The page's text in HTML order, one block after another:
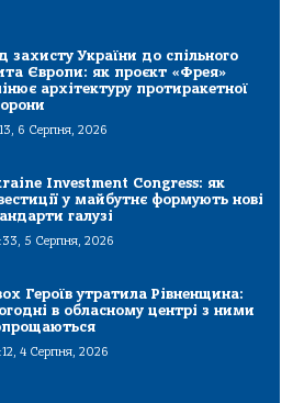
захисту України до спільного
Європи: як проєкт «Фрея»
архітектуру протиракетної
6 Серпня, 2026
Investment Congress: як
у майбутнє формують нові
галузі
5 Серпня, 2026
Героїв утратила Рівненщина:
в обласному центрі з ними
4 Серпня, 2026